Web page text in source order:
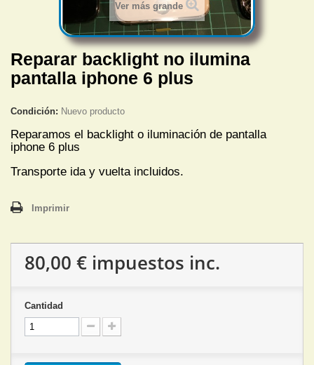
Ver más grande
Reparar backlight no ilumina
pantalla iphone 6 plus
Condición: Nuevo producto
Reparamos el backlight o iluminación de pantalla
iphone 6 plus
Transporte ida y vuelta incluidos.
Imprimir
80,00 € impuestos inc.
Cantidad